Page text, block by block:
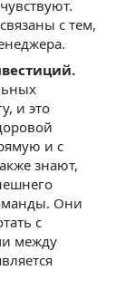
с тем,
и это
и с
знают,
Они
с
между